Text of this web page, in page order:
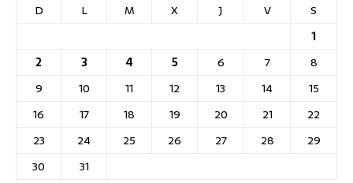
D
L M X J V
S
1
2
3 4 5 6 7
8
9
10 11 12 13 14
15
16
17 18 19 20 21
22
23
24 25 26 27 28
29
30
31